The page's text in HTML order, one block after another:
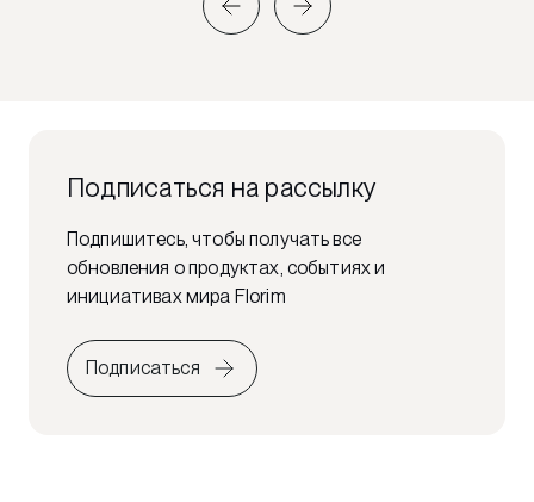
Подписаться на рассылку
Подпишитесь, чтобы получать все
обновления о продуктах, событиях и
инициативах мира Florim
Подписаться